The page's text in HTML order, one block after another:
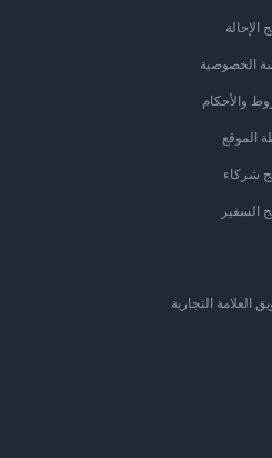
الإحالة
الخصوصية
والأحكام
الموقع
شركاء
السفير
العلامة التجارية